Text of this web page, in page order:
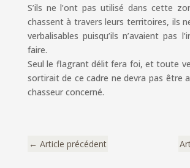
S’ils ne l’ont pas utilisé dans cette
chassent à travers leurs territoires, ils
verbalisables puisqu’ils n’avaient pas
faire.
Seul le flagrant délit fera foi, et toute
sortirait de ce cadre ne devra pas être
chasseur concerné.
← Article précédent